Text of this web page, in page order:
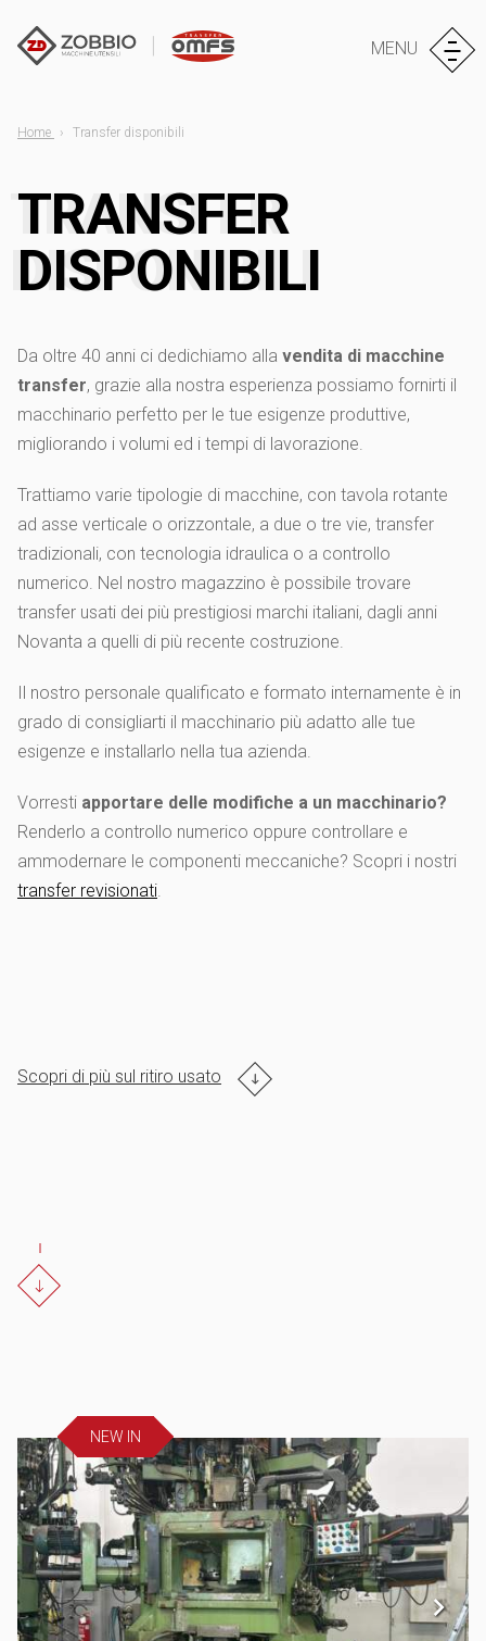
MENU
Home Transfer disponibili
TRANSFER
DISPONIBILI
Da oltre 40 anni ci dedichiamo alla vendita di macchine
transfer, grazie alla nostra esperienza possiamo fornirti il
macchinario perfetto per le tue esigenze produttive,
migliorando i volumi ed i tempi di lavorazione.
Trattiamo varie tipologie di macchine, con tavola rotante
ad asse verticale o orizzontale, a due o tre vie, transfer
tradizionali, con tecnologia idraulica o a controllo
numerico. Nel nostro magazzino è possibile trovare
transfer usati dei più prestigiosi marchi italiani, dagli anni
Novanta a quelli di più recente costruzione.
Il nostro personale qualificato e formato internamente è in
grado di consigliarti il macchinario più adatto alle tue
esigenze e installarlo nella tua azienda.
Vorresti apportare delle modifiche a un macchinario?
Renderlo a controllo numerico oppure controllare e
ammodernare le componenti meccaniche? Scopri i nostri
transfer revisionati.
Scopri di più sul ritiro usato
NEW IN